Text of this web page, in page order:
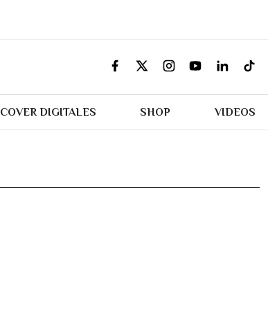
COVER DIGITALES SHOP VIDEOS